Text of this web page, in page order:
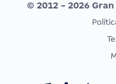
CONCURSOS POR
Concursos Fiscais
© 2012 - 2026